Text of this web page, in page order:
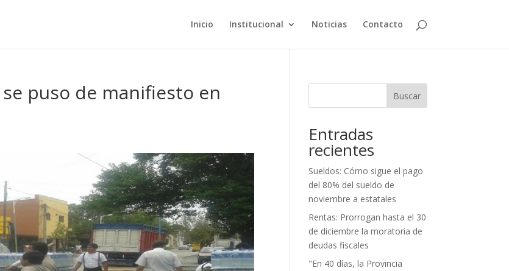
Inicio Institucional Noticias Contacto
puso de manifiesto en Buscar
Entradas
recientes
Sueldos: Cómo sigue el pago
del 80% del sueldo de
noviembre a estatales
Rentas: Prorrogan hasta el 30
de diciembre la moratoria de
deudas fiscales
"En 40 días, la Provincia